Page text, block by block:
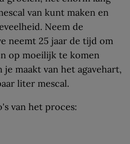
van kunt maken en
Neem de
neemt 25 jaar de tijd om
op moeilijk te komen
maakt van het agavehart,
liter mescal.
van het proces: